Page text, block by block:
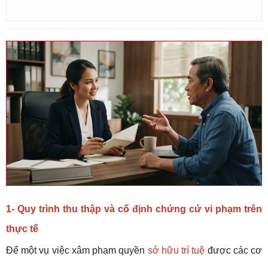
1- Quy trình thu thập và cố định chứng cứ vi phạm trên
thực tế
Để một vụ việc xâm phạm quyền sở hữu trí tuệ được các cơ